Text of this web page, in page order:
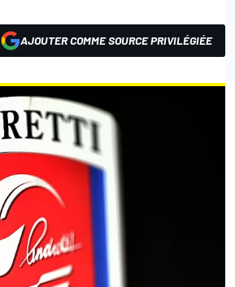
AJOUTER COMME SOURCE PRIVILÉGIÉE